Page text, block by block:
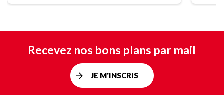
Recevez nos bons plans par mail
JE M'INSCRIS